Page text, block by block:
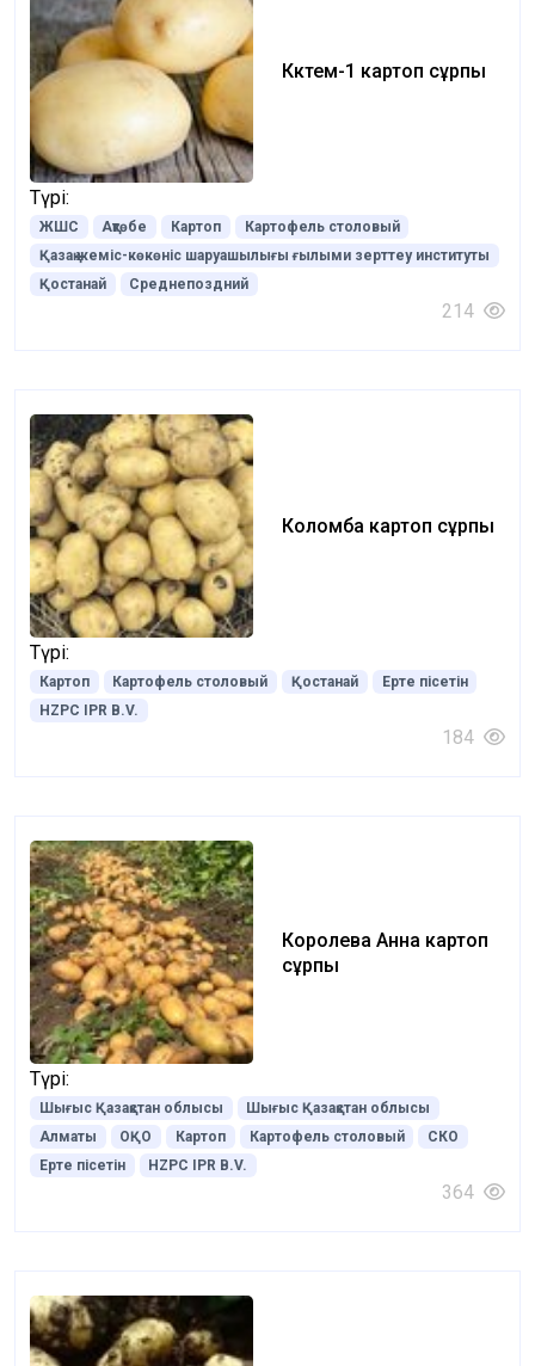
Көктем-1 картоп сұрпы
Түрі:
ЖШС Ақтөбе Картоп
Картофель столовый
Қазақ жеміс-көкөніс шаруашылығы ғылыми зерттеу институты
Қостанай
Среднепоздний
214
Коломба картоп сұрпы
Түрі:
Картоп Картофель столовый Қостанай
Ерте пісетін
HZPC IPR B.V.
184
Королева Анна картоп
сұрпы
Түрі:
Шығыс Қазақстан облысы
Шығыс Қазақстан облысы
Алматы
ОҚО Картоп Картофель столовый
СКО
Ерте пісетін
HZPC IPR B.V.
364